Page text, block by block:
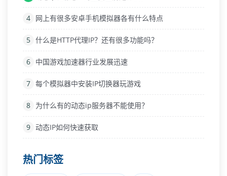
4 网上有很多安卓手机模拟器各有什么特点
5 什么是HTTP代理IP？还有很多功能吗？
6 中国游戏加速器行业发展迅速
7 每个模拟器中安装IP切换器玩游戏
8 为什么有的动态ip服务器不能使用？
9 动态IP如何快速获取
热门标签